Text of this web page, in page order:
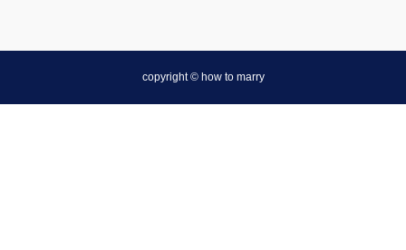
copyright © how to marry